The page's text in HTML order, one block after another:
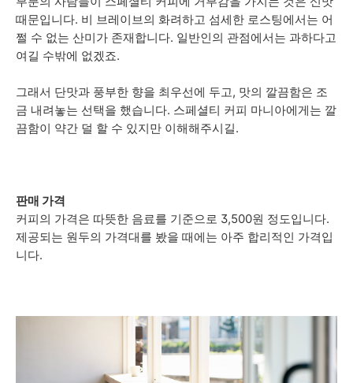
때문입니다. 비 브레이브의 화려하고 섬세한 로스팅에서는 어
쩔 수 없는 산미가 존재합니다. 일반인의 관점에서는 과하다고
여길 수밖에 없겠죠.
그래서 단맛과 풍부한 향을 최우선에 두고, 맛의 깔끔함은 조
금 내려놓는 선택을 했습니다. 스페셜티 커피 마니아에게는 깔
끔함이 약간 덜 할 수 있지만 이해해주시길.
판매 가격
커피의 가격은 따뜻한 음료를 기준으로 3,500원 정도입니다.
제공되는 원두의 가격대를 봤을 때에는 아주 합리적인 가격입
니다.